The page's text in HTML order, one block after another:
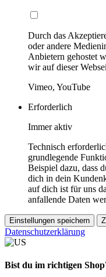
Durch das
oder andere
Anbietern gehostet
wir auf dieser
Vimeo, YouTube
Erforderlich
Immer aktiv
Technisch
grundlegende
Beispiel dazu, dass
dich in dein
auf dich ist für uns
anfallende Daten
Einstellungen speichern
Datenschutzerklärung
Bist du im richtigen